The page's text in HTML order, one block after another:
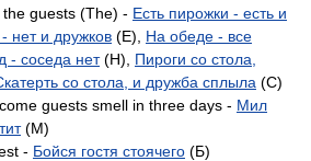
guests (The) - Есть пирожки - есть и
нет и дружков (E), На обеде - все
- соседа нет(H), Пироги со стола,
со стола, и дружба сплыла (C)
guests smell in three days - Мил
(M)
- Бойся гостя стоячего (Б)